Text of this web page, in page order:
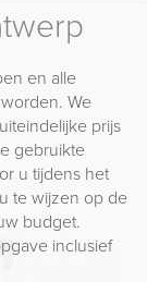
en alle
We
prijs
gebruikte
u tijdens het
te wijzen op de
budget.
inclusief